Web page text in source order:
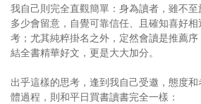
我自己則完全直觀簡單：身為讀者，雖不
多少會留意，自覺可靠信任、且確知喜好
考；尤其純粹掛名之外，定然會讀是推薦
結全書精華好文，更是大大加分。
出乎這樣的思考，逢到我自己受邀，態度
體過程，則和平日買書讀書完全一樣：